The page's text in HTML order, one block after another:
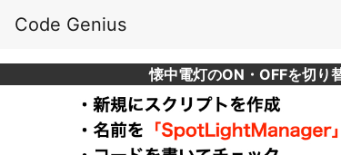
Code Genius
懐中電灯のON・OFFを切り